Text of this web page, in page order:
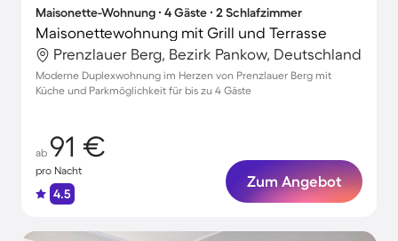
Maisonette-Wohnung ∙ 4 Gäste ∙ 2 Schlafzimmer
Maisonettewohnung mit Grill und Terrasse
Prenzlauer Berg, Bezirk Pankow, Deutschland
Moderne Duplexwohnung im Herzen von Prenzlauer Berg mit
Küche und Parkmöglichkeit für bis zu 4 Gäste
ab 91 €
pro Nacht
4.5
Zum Angebot